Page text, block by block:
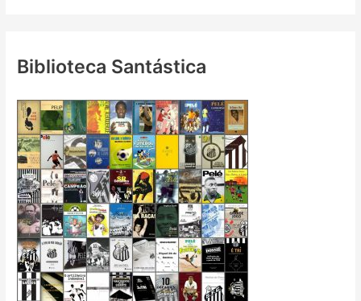
Biblioteca Santástica